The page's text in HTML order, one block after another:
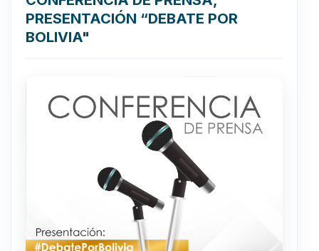
PRESENTACIÓN “DEBATE POR
BOLIVIA"